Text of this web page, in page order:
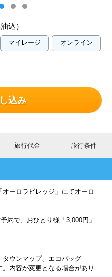
油込）
マイレージ
オンライン
込み
旅行代金 旅行条件
ーロラビレッジ」にてオーロ
約で、おひとり様「3,000円」
ウンマップ、エコバッグ
内容が変更となる場合があり